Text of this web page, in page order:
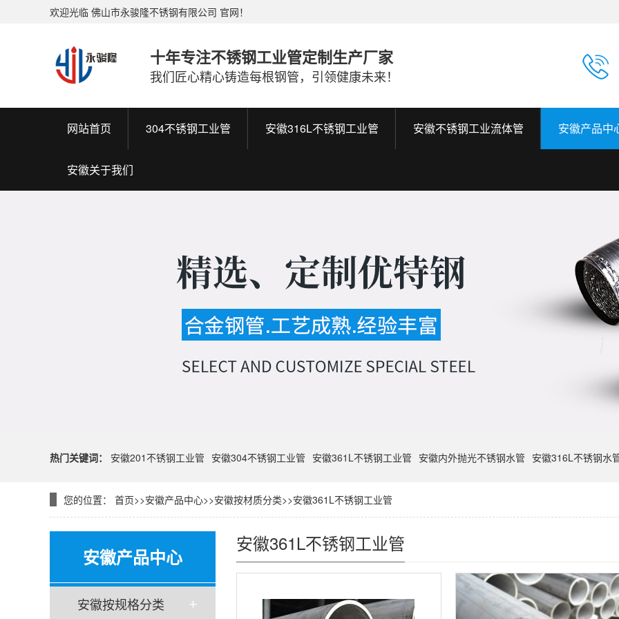
欢迎光临 佛山市永骏隆不锈钢有限公司 官网！
十年专注不锈钢工业管定制生产厂家
我们匠心精心铸造每根钢管，引领健康未来！
网站首页 304不锈钢工业管 安徽316L不锈钢工业管 安徽不锈钢工业流体管 安徽产品中
安徽关于我们
热门关键词： 安徽201不锈钢工业管 安徽304不锈钢工业管 安徽361L不锈钢工业管 安徽内外抛光不锈钢水管 安徽316L不锈钢水
您的位置： 首页>>安徽产品中心>>安徽按材质分类>>安徽361L不锈钢工业管
安徽产品中心
安徽按规格分类
安徽361L不锈钢工业管